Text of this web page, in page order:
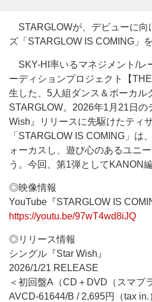
STARGLOWが、デビューに向
ズ「STARGLOW IS COMING」
SKY-HI率いるマネジメント/レ
ーディションプロジェクト【
生した、5人組ダンス＆ボーカル
STARGLOW。2026年1月21日の
Wish』リリースに先駆けたティ
「STARGLOW IS COMING」は
ォーカスし、遊び心のあるユニ
う。今回、第1弾としてKANON
◎映像情報
YouTube『STARGLOW IS
https://youtu.be/97wT4wd8iJQ
◎リリース情報
シングル『Star Wish』
2026/1/21 RELEASE
＜初回盤A（CD＋DVD（スマプ
AVCD-61644/B / 2,695円（tax in.